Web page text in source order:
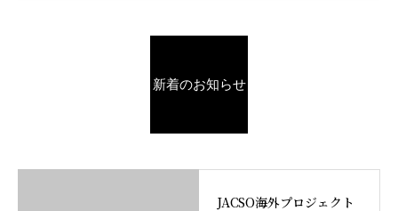
新着のお知らせ
JACSO海外プロジェクト